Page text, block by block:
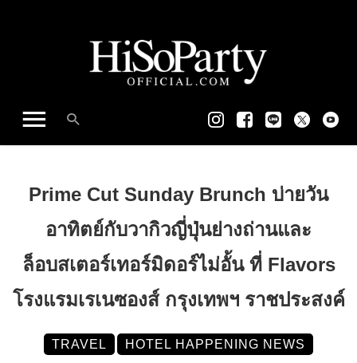
Prime Cut Sunday Brunch บ่ายวัน
อาทิตย์กับวากิวญี่ปุ่นย่างถ่านและ
ล็อบสเตอร์เทอร์มิดอร์ไม่อั้น ที่ Flavors
โรงแรมเรเนซองส์ กรุงเทพฯ ราชประสงค์
TRAVEL HOTEL HAPPENING NEWS